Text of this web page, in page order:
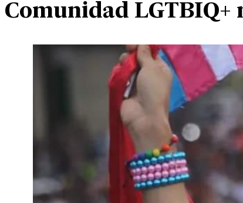
Comunidad